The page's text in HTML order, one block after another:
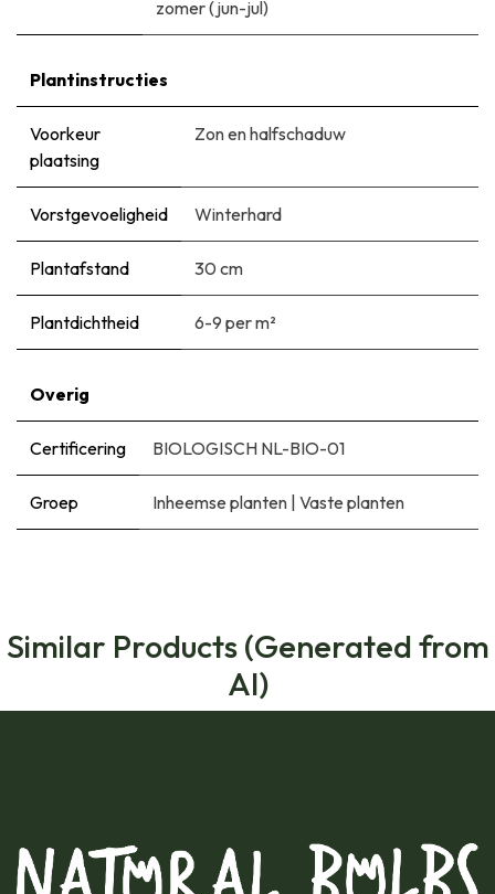
zomer (jun-jul)
Plantinstructies
Voorkeur
plaatsing
Zon en halfschaduw
Vorstgevoeligheid Winterhard
Plantafstand 30 cm
Plantdichtheid 6-9 per m²
Overig
Certificering BIOLOGISCH NL-BIO-01
Groep Inheemse planten | Vaste planten
Similar Products (Generated from
AI)